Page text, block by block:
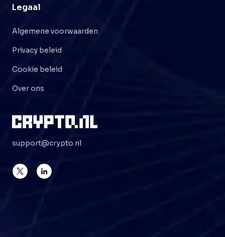
Legaal
Algemene voorwaarden
Privacy beleid
Cookie beleid
Over ons
support@crypto.nl